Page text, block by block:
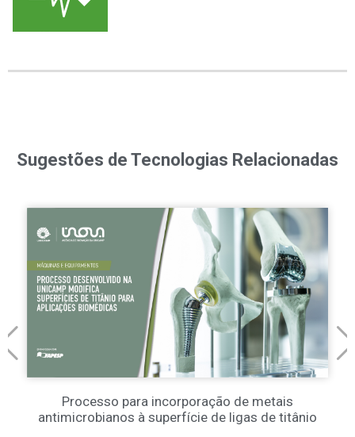
Sugestões de Tecnologias Relacionadas
Processo para incorporação de metais
antimicrobianos à superfície de ligas de titânio